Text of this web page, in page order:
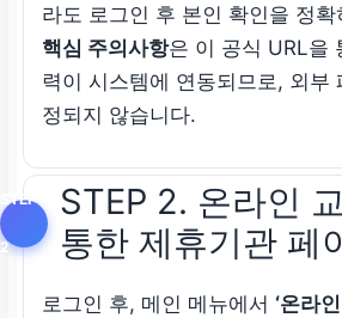
라도 로그인 후 본인 확인을 정
핵심 주의사항은 이 공식 URL을
력이 시스템에 연동되므로, 외부
정되지 않습니다.
STEP 2. 온라인
통한 제휴기관 페
로그인 후, 메인 메뉴에서 ‘온라